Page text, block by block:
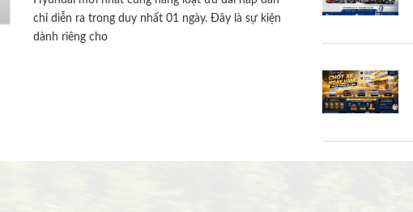
chỉ diễn ra trong duy nhất 01 ngày. Đây là sự kiện
dành riêng cho